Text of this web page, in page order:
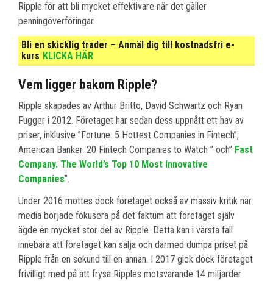
Ripple för att bli mycket effektivare när det gäller
penningöverföringar.
Bli en skicklig trader – Anmäl dig till kostnadsfri e-
kurs KLICKA HÄR
Vem ligger bakom Ripple?
Ripple skapades av Arthur Britto, David Schwartz och Ryan
Fugger i 2012. Företaget har sedan dess uppnått ett hav av
priser, inklusive ”Fortune. 5 Hottest Companies in Fintech”,
American Banker. 20 Fintech Companies to Watch ” och” Fast
Company. The World’s Top 10 Most Innovative
Companies”.
Under 2016 möttes dock företaget också av massiv kritik när
media började fokusera på det faktum att företaget själv
ägde en mycket stor del av Ripple. Detta kan i värsta fall
innebära att företaget kan sälja och därmed dumpa priset på
Ripple från en sekund till en annan. I 2017 gick dock företaget
frivilligt med på att frysa Ripples motsvarande 14 miljarder